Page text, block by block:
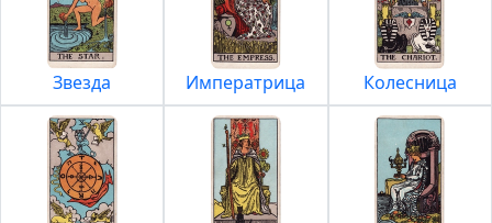
Звезда Императрица Колесница